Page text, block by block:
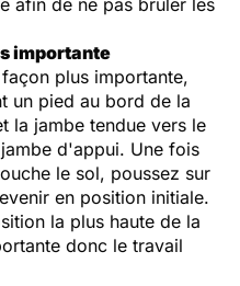
importante
plus importante,
un pied au bord de la
la jambe tendue vers le
d'appui. Une fois
le sol, poussez sur
en position initiale.
la plus haute de la
donc le travail